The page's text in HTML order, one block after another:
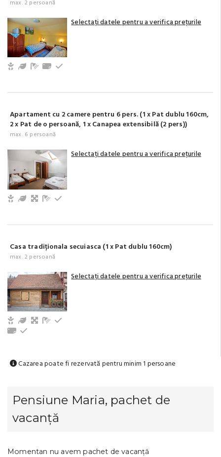
max. 2 persoană
Copii și bebeluși sunt binevenite
Grădină / Curte / Zonă verde
Baie cu duș (privat)
Prosoape
Selectați datele pentru a verifica prețurile
Apartament cu 2 camere pentru 6 pers. (1 x Pat dublu 160cm,
2 x Pat de o persoană, 1 x Canapea extensibilă (2 pers))
max. 6 persoană
Copii și bebeluși sunt binevenite
Grădină / Curte / Zonă verde
Living, spațiu comun
Baie cu duș (privat)
Selectați datele pentru a verifica prețurile
Casa tradiționala secuiasca (1 x Pat dublu 160cm)
max. 2 persoană
Copii și bebeluși sunt binevenite
Grădină / Curte / Zonă verde
Living, spațiu comun
Baie cu duș (privat)
Prosoape
Selectați datele pentru a verifica prețurile
Cazarea poate fi rezervată pentru minim 1 persoane
Pensiune Maria, pachet de
vacanță
Momentan nu avem pachet de vacanță